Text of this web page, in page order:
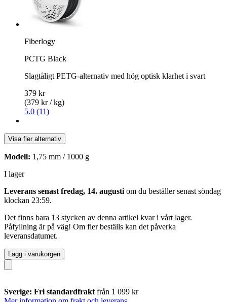
Fiberlogy
PCTG Black
Slagtåligt PETG-alternativ med hög optisk klarhet i svart
379 kr
(379 kr / kg)
5.0 (11)
Visa fler alternativ
Modell: 1,75 mm / 1000 g
I lager
Leverans senast fredag, 14. augusti om du beställer senast söndag
klockan 23:59.
Det finns bara 13 stycken av denna artikel kvar i vårt lager.
Påfyllning är på väg! Om fler beställs kan det påverka
leveransdatumet.
Lägg i varukorgen
Sverige: Fri standardfrakt från 1 099 kr